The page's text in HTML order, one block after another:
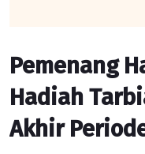
Pemenang
Hadiah
Akhir